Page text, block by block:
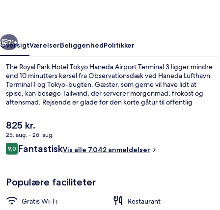
Airport
Terminal
3
Indgang
Næste
71+
OversigtVærelserBeliggenhedPolitikker
The Royal Park Hotel Tokyo Haneda Airport Terminal 3 ligger mindre
end 10 minutters kørsel fra Observationsdæk ved Haneda Lufthavn
Terminal 1 og Tokyo-bugten. Gæster, som gerne vil have lidt at
spise, kan besøge Tailwind, der serverer morgenmad, frokost og
aftensmad. Rejsende er glade for den korte gåtur til offentlig
Haneda International Lufthavnsterminal Station ligger 10 minutter
væk.
Den
nuværende
pris
er
825 kr.
25. aug. - 26. aug.
Anmeldelser
9,09,0 ud af 10.
FantastiskVis alle 7.042 anmeldelser
Populære faciliteter
Gratis Wi-Fi
Restaurant